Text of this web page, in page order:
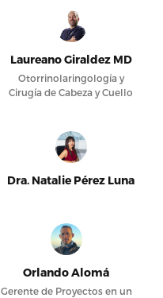
Laureano Giraldez MD
Otorrinolaringología y
Cirugía de Cabeza y Cuello
Dra. Natalie Pérez Luna
Orlando Alomá
Gerente de Proyectos en un